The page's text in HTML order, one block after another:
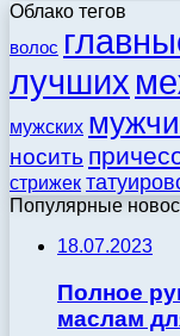
Облако тегов
волос
лучших
мужских
носить
стрижек
Популярные
18.07.2023
Полное
маслам